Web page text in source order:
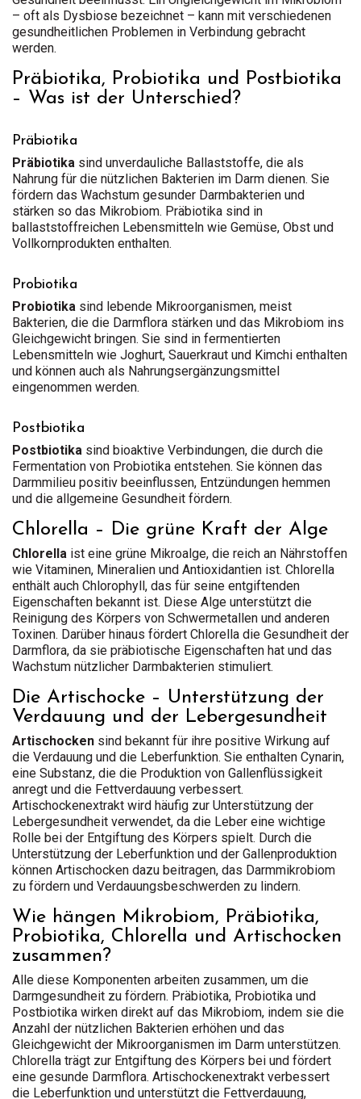
– oft als Dysbiose bezeichnet – kann mit verschiedenen
gesundheitlichen Problemen in Verbindung gebracht
werden.
Präbiotika, Probiotika und Postbiotika
– Was ist der Unterschied?
Präbiotika
Präbiotika sind unverdauliche Ballaststoffe, die als
Nahrung für die nützlichen Bakterien im Darm dienen. Sie
fördern das Wachstum gesunder Darmbakterien und
stärken so das Mikrobiom. Präbiotika sind in
ballaststoffreichen Lebensmitteln wie Gemüse, Obst und
Vollkornprodukten enthalten.
Probiotika
Probiotika sind lebende Mikroorganismen, meist
Bakterien, die die Darmflora stärken und das Mikrobiom ins
Gleichgewicht bringen. Sie sind in fermentierten
Lebensmitteln wie Joghurt, Sauerkraut und Kimchi enthalten
und können auch als Nahrungsergänzungsmittel
eingenommen werden.
Postbiotika
Postbiotika sind bioaktive Verbindungen, die durch die
Fermentation von Probiotika entstehen. Sie können das
Darmmilieu positiv beeinflussen, Entzündungen hemmen
und die allgemeine Gesundheit fördern.
Chlorella – Die grüne Kraft der Alge
Chlorella ist eine grüne Mikroalge, die reich an Nährstoffen
wie Vitaminen, Mineralien und Antioxidantien ist. Chlorella
enthält auch Chlorophyll, das für seine entgiftenden
Eigenschaften bekannt ist. Diese Alge unterstützt die
Reinigung des Körpers von Schwermetallen und anderen
Toxinen. Darüber hinaus fördert Chlorella die Gesundheit der
Darmflora, da sie präbiotische Eigenschaften hat und das
Wachstum nützlicher Darmbakterien stimuliert.
Die Artischocke – Unterstützung der
Verdauung und der Lebergesundheit
Artischocken sind bekannt für ihre positive Wirkung auf
die Verdauung und die Leberfunktion. Sie enthalten Cynarin,
eine Substanz, die die Produktion von Gallenflüssigkeit
anregt und die Fettverdauung verbessert.
Artischockenextrakt wird häufig zur Unterstützung der
Lebergesundheit verwendet, da die Leber eine wichtige
Rolle bei der Entgiftung des Körpers spielt. Durch die
Unterstützung der Leberfunktion und der Gallenproduktion
können Artischocken dazu beitragen, das Darmmikrobiom
zu fördern und Verdauungsbeschwerden zu lindern.
Wie hängen Mikrobiom, Präbiotika,
Probiotika, Chlorella und Artischocken
zusammen?
Alle diese Komponenten arbeiten zusammen, um die
Darmgesundheit zu fördern. Präbiotika, Probiotika und
Postbiotika wirken direkt auf das Mikrobiom, indem sie die
Anzahl der nützlichen Bakterien erhöhen und das
Gleichgewicht der Mikroorganismen im Darm unterstützen.
Chlorella trägt zur Entgiftung des Körpers bei und fördert
eine gesunde Darmflora. Artischockenextrakt verbessert
die Leberfunktion und unterstützt die Fettverdauung,